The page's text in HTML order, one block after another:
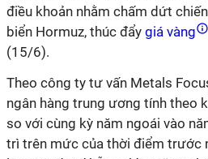
điều khoản nhằm chấm dứt
biển Hormuz, thúc đẩy giá vàng
(15/6).
Theo công ty tư vấn Metals
ngân hàng trung ương tính theo
so với cùng kỳ năm ngoái vào
trì trên mức của thời điểm trước